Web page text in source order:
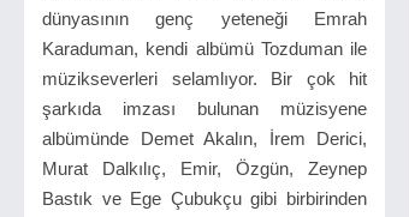
dünyasının genç yeteneği Emrah
Karaduman, kendi albümü Tozduman ile
müzikseverleri selamlıyor. Bir çok hit
şarkıda imzası bulunan müzisyene
albümünde Demet Akalın, İrem Derici,
Murat Dalkılıç, Emir, Özgün, Zeynep
Bastık ve Ege Çubukçu gibi birbirinden